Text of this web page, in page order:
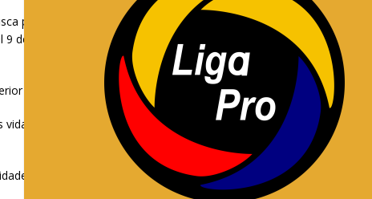
proteger sus vidas
de marzo que el alcalde de Guayaquil estaría “más seguro” en la
indicó que la medida respondió a alertas de seguridad.
señaló Reimberg durante un evento en Nueva Prosperina,
recibieron advertencias sobre posibles atentados contra los